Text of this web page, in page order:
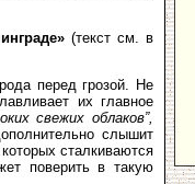
(текст см. в
перед грозой. Не
их главное
свежих облаков”,
слышит
сталкиваются
поверить в такую